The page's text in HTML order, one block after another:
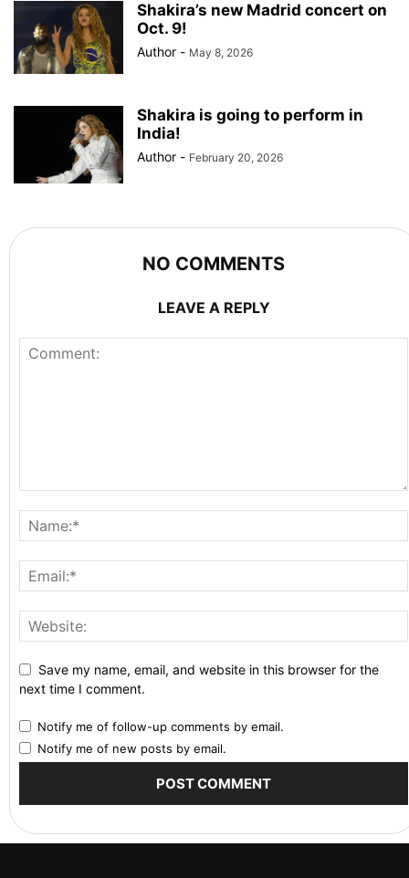
Shakira’s new Madrid concert on
Oct. 9!
Author - May 8, 2026
Shakira is going to perform in
India!
Author - February 20, 2026
NO COMMENTS
LEAVE A REPLY
Save my name, email, and website in this browser for the
next time I comment.
Notify me of follow-up comments by email.
Notify me of new posts by email.